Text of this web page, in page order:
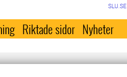
SLU.SE
Riktade sidor Nyheter